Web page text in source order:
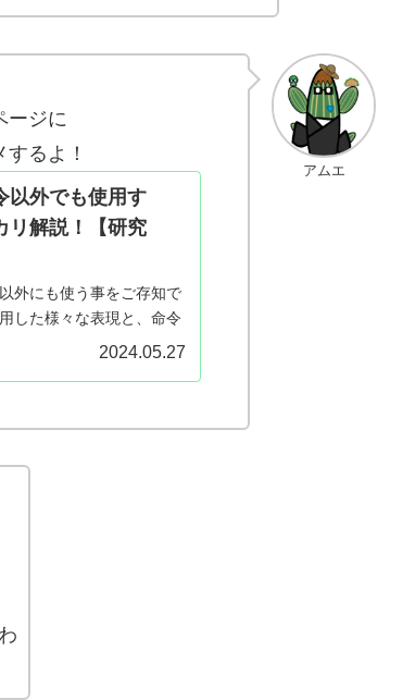
アムエ
ージに
るよ！
以外でも使用す
リ解説！【研究
外にも使う事をご存知で
した様々な表現と、命令
て分かりやすく解説して
2024.05.27